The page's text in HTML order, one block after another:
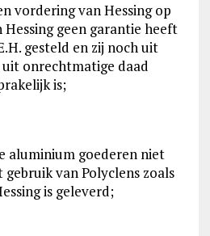
vordering van Hessing op
Hessing geen garantie heeft
gesteld en zij noch uit
onrechtmatige daad
is;
aluminium goederen niet
van Polyclens zoals
is geleverd;